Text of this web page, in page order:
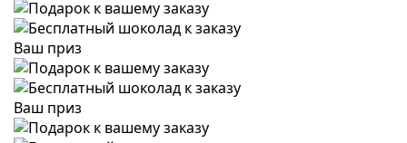
Ваш приз
Ваш приз